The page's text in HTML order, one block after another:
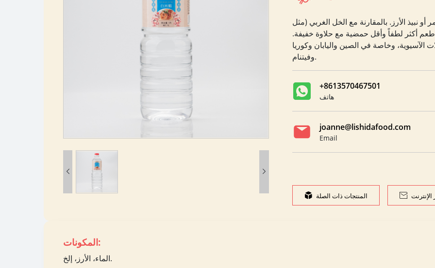
 
نبيذ الأرز. بالمقارنة مع الخل الغربي (مثل
طعم أكثر لطفاً وأقل حمضية مع حلاوة خفيفة.
الآسيوية، وخاصة في الصين واليابان وكوريا
وفيتنام.
+8613570467501
هاتف
joanne@lishidafood.com
Email
 المنتجات ذات الصلة 
المكونات:
الماء، الأرز، إلخ.